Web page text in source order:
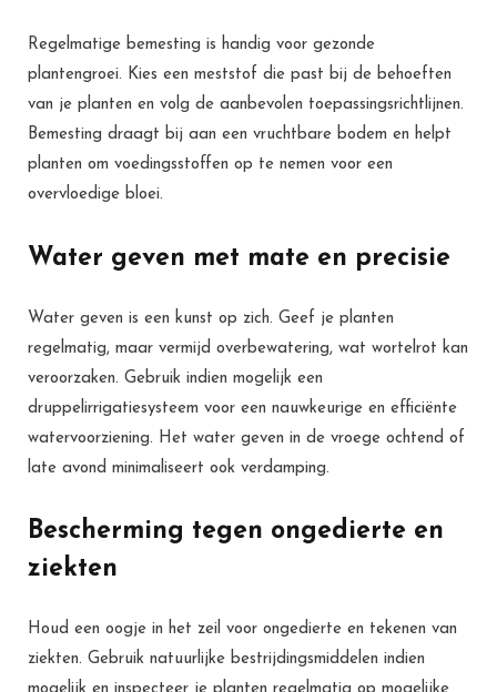
Regelmatige bemesting is handig voor gezonde
plantengroei. Kies een meststof die past bij de behoeften
van je planten en volg de aanbevolen toepassingsrichtlijnen.
Bemesting draagt bij aan een vruchtbare bodem en helpt
planten om voedingsstoffen op te nemen voor een
overvloedige bloei.
Water geven met mate en precisie
Water geven is een kunst op zich. Geef je planten
regelmatig, maar vermijd overbewatering, wat wortelrot kan
veroorzaken. Gebruik indien mogelijk een
druppelirrigatiesysteem voor een nauwkeurige en efficiënte
watervoorziening. Het water geven in de vroege ochtend of
late avond minimaliseert ook verdamping.
Bescherming tegen ongedierte en
ziekten
Houd een oogje in het zeil voor ongedierte en tekenen van
ziekten. Gebruik natuurlijke bestrijdingsmiddelen indien